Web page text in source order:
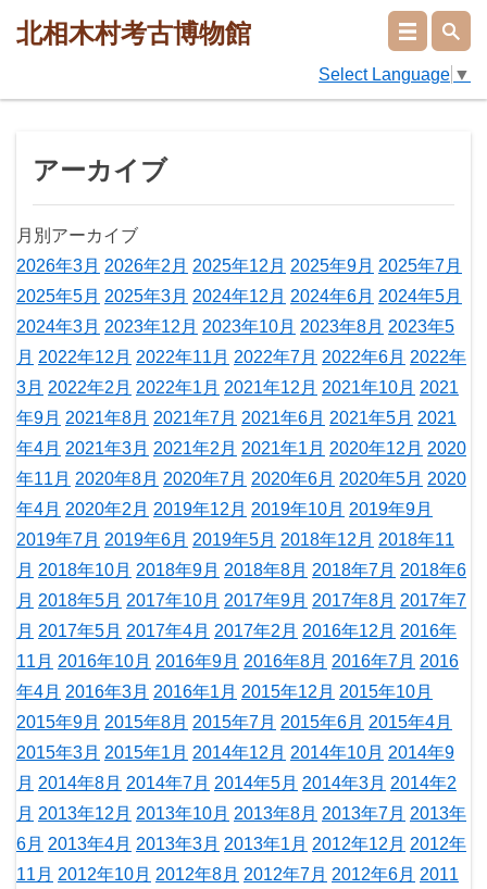
北相木村考古博物館
Select Language ▼
アーカイブ
月別アーカイブ
2026年3月 2026年2月 2025年12月 2025年9月 2025年7月
2025年5月 2025年3月 2024年12月 2024年6月 2024年5月
2024年3月 2023年12月 2023年10月 2023年8月 2023年5
月 2022年12月 2022年11月 2022年7月 2022年6月 2022年
3月 2022年2月 2022年1月 2021年12月 2021年10月 2021
年9月 2021年8月 2021年7月 2021年6月 2021年5月 2021
年4月 2021年3月 2021年2月 2021年1月 2020年12月 2020
年11月 2020年8月 2020年7月 2020年6月 2020年5月 2020
年4月 2020年2月 2019年12月 2019年10月 2019年9月
2019年7月 2019年6月 2019年5月 2018年12月 2018年11
月 2018年10月 2018年9月 2018年8月 2018年7月 2018年6
月 2018年5月 2017年10月 2017年9月 2017年8月 2017年7
月 2017年5月 2017年4月 2017年2月 2016年12月 2016年
11月 2016年10月 2016年9月 2016年8月 2016年7月 2016
年4月 2016年3月 2016年1月 2015年12月 2015年10月
2015年9月 2015年8月 2015年7月 2015年6月 2015年4月
2015年3月 2015年1月 2014年12月 2014年10月 2014年9
月 2014年8月 2014年7月 2014年5月 2014年3月 2014年2
月 2013年12月 2013年10月 2013年8月 2013年7月 2013年
6月 2013年4月 2013年3月 2013年1月 2012年12月 2012年
11月 2012年10月 2012年8月 2012年7月 2012年6月 2011